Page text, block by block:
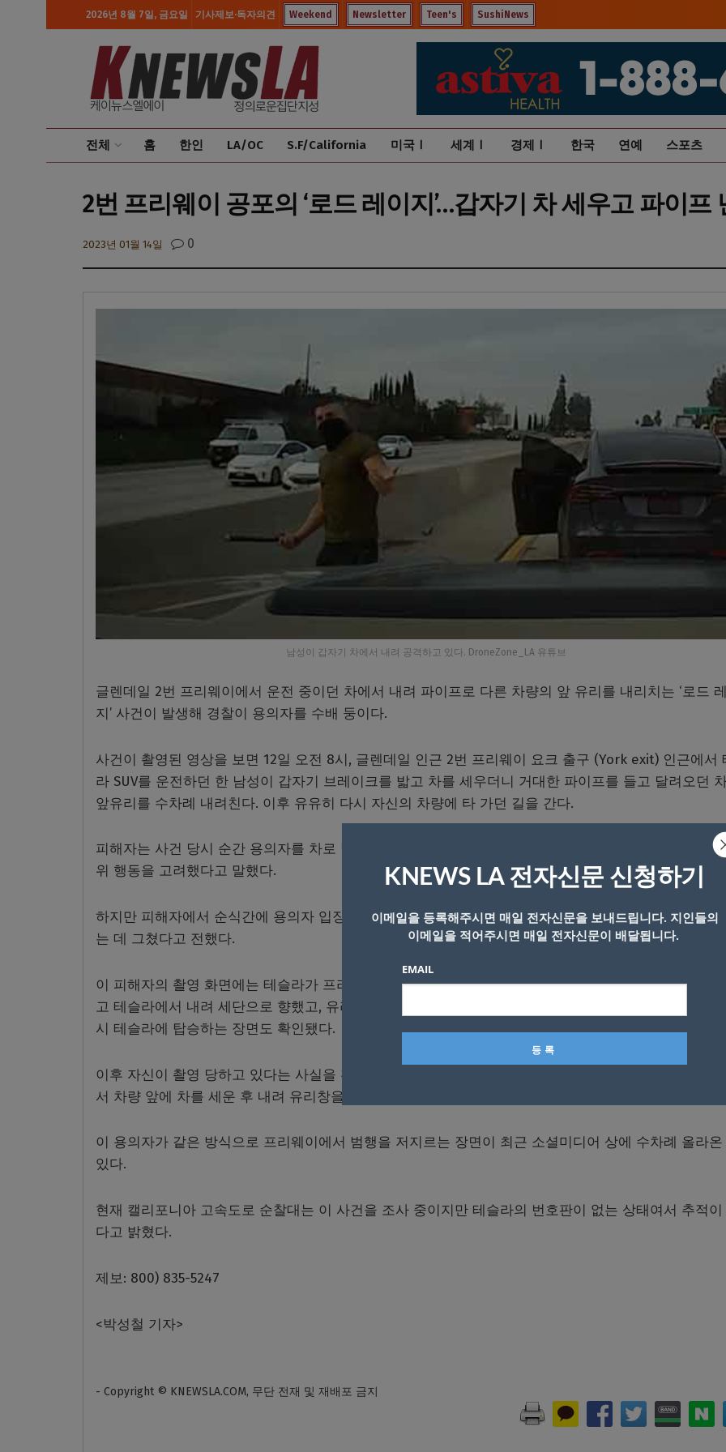
2026년 8월 7일, 금요일 기사제보·독자의견 Weekend Newsletter Teen's SushiNews
전체 홈 한인 LA/OC S.F/California 미국Ⅰ 세계Ⅰ 경제Ⅰ 한국 연예 스포츠
2번 프리웨이 공포의 ‘로드 레이지’…갑자기 차 세우고 파이프
2023년 01월 14일 0
남성이 갑자기 차에서 내려 공격하고 있다. DroneZone_LA 유튜브
글렌데일 2번 프리웨이에서 운전 중이던 차에서 내려 파이프로 다른 차량의 앞 유리를 내리치는 ‘로드
지’ 사건이 발생해 경찰이 용의자를 수배 둥이다.
사건이 촬영된 영상을 보면 12일 오전 8시, 글렌데일 인근 2번 프리웨이 요크 출구 (York exit) 인근에서
라 SUV를 운전하던 한 남성이 갑자기 브레이크를 밟고 차를 세우더니 거대한 파이프를 들고 달려오던
앞유리를 수차례 내려친다. 이후 유유히 다시 자신의 차량에 타 가던 길을 간다.
피해자는 사건 당시 순간 용의자를 차로 벽까지 밀어붙여야 할지, 그대로 운전해 치고 지나갈지 등 갖가
위 행동을 고려했다고 말했다.
하지만 피해자에서 순식간에 용의자 입장으로 변하고 싶지 않다는 생각에 카메라를 들어 사건 현장을
는 데 그쳤다고 전했다.
이 피해자의 촬영 화면에는 테슬라가 프리웨이 출구 갓길에 서있던 흰색 세단 옆에 차를 세우고 파이프
고 테슬라에서 내려 세단으로 향했고, 유리를 내리치기 직전 세단 운전자가 재빠르게 운전해 도망가면
시 테슬라에 탑승하는 장면도 확인됐다.
이후 자신이 촬영 당하고 있다는 사실을 확인한 후 촬영 중이던 차량을 따라오기 시작해 프리웨이 한복
서 차량 앞에 차를 세운 후 내려 유리창을 내려치기 시작한 것이다.
이 용의자가 같은 방식으로 프리웨이에서 범행을 저지르는 장면이 최근 소셜미디어 상에 수차례 올라온
있다.
현재 캘리포니아 고속도로 순찰대는 이 사건을 조사 중이지만 테슬라의 번호판이 없는 상태여서 추적
다고 밝혔다.
제보: 800) 835-5247
<박성철 기자>
- Copyright © KNEWSLA.COM, 무단 전재 및 재배포 금지
KNEWS LA 전자신문 신청하기
이메일을 등록해주시면 매일 전자신문을 보내드립니다. 지인들의
이메일을 적어주시면 매일 전자신문이 배달됩니다.
EMAIL